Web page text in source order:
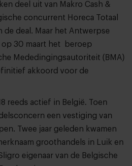
deel uit van Makro Cash &
concurrent Horeca Totaal
de deal. Maar het Antwerpse
30 maart het beroep
Mededingingsautoriteit (BMA)
akkoord voor de
reeds actief in België. Toen
een vestiging van
Twee jaar geleden kwamen
groothandels in Luik en
eigenaar van de Belgische